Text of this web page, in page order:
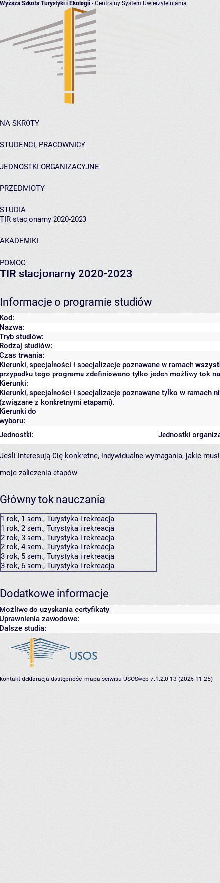
Wyższa Szkoła Turystyki i Ekologii - Centralny System Uwierzytelniania
NA SKRÓTY
STUDENCI, PRACOWNICY
JEDNOSTKI ORGANIZACYJNE
PRZEDMIOTY
STUDIA
TIR stacjonarny 2020-2023
AKADEMIKI
POMOC
TIR stacjonarny 2020-2023
Informacje o programie studiów
Kod:
Nazwa:
Tryb studiów:
Rodzaj studiów:
Czas trwania:
Kierunki, specjalności i specjalizacje poznawane w ramach
przypadku tego programu zdefiniowano tylko jeden możliwy tok
Kierunki:
Kierunki, specjalności i specjalizacje poznawane tylko w ramach
(związane z konkretnymi etapami).
Kierunki do
wyboru:
Jednostki
Jednostki:
Jeśli interesują Cię konkretne, indywidualne wymagania, jakie
moje zaliczenia etapów
Główny tok nauczania
1 rok, 1 sem., Turystyka i rekreacja
1 rok, 2 sem., Turystyka i rekreacja
2 rok, 3 sem., Turystyka i rekreacja
2 rok, 4 sem., Turystyka i rekreacja
3 rok, 5 sem., Turystyka i rekreacja
3 rok, 6 sem., Turystyka i rekreacja
Dodatkowe informacje
Możliwe do uzyskania certyfikaty:
Uprawnienia zawodowe:
Dalsze studia:
kontakt deklaracja dostępności mapa serwisu USOSweb 7.1.2.0-13 (2025-11-25)